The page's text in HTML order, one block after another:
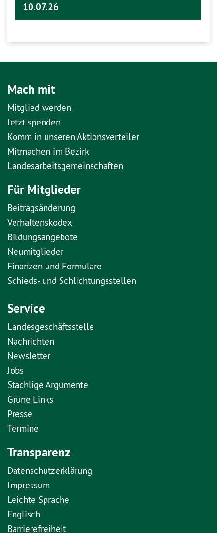
10.07.26
Mach mit
Mitglied werden
Jetzt spenden
Komm in unseren Aktionsverteiler
Mitmachen im Bezirk
Landesarbeitsgemeinschaften
Für Mitglieder
Beitragsänderung
Verhaltenskodex
Bildungsangebote
Neumitglieder
Finanzen und Formulare
Schieds- und Schlichtungsstellen
Service
Landesgeschäftsstelle
Nachrichten
Newsletter
Jobs
Stachlige Argumente
Grüne Links
Presse
Termine
Transparenz
Datenschutzerklärung
Impressum
Leichte Sprache
Englisch
Barrierefreiheit